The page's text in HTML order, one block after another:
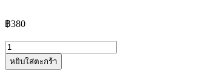
฿380
จำนวน
แนว
หยิบใส่ตะกร้า